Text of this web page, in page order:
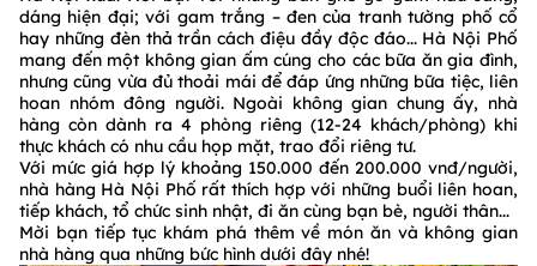
dáng hiện đại; với gam trắng – đen của tranh tường phố cổ
hay những đèn thả trần cách điệu đầy độc đáo... Hà Nội Phố
mang đến một không gian ấm cúng cho các bữa ăn gia đình,
nhưng cũng vừa đủ thoải mái để đáp ứng những bữa tiệc, liên
hoan nhóm đông người. Ngoài không gian chung ấy, nhà
hàng còn dành ra 4 phòng riêng (12-24 khách/phòng) khi
thực khách có nhu cầu họp mặt, trao đổi riêng tư.
Với mức giá hợp lý khoảng 150.000 đến 200.000 vnđ/người,
nhà hàng Hà Nội Phố rất thích hợp với những buổi liên hoan,
tiếp khách, tổ chức sinh nhật, đi ăn cùng bạn bè, người thân...
Mời bạn tiếp tục khám phá thêm về món ăn và không gian
nhà hàng qua những bức hình dưới đây nhé!